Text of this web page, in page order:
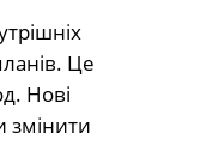
Це
Нові
змінити